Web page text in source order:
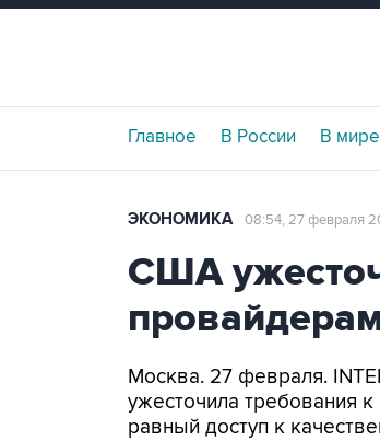
Главное В России В мире
ЭКОНОМИКА 08:54, 27 февраля
США
Москва. 27 февраля.
ужесточила требования
равный доступ к